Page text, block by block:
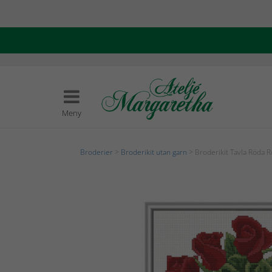
Meny
Broderier Broderikit utan garn > Broderikit Tavla Röda